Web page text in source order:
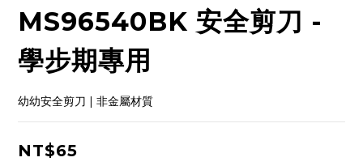
1
0
MS96540BK 安全剪刀 -
學步期專用
幼幼安全剪刀 | 非金屬材質
NT$65